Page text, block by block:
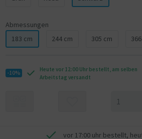
Abmessungen
183 cm
244 cm 305 cm
-10%
Heute vor 12:00 Uhr bestellt, am selben
Arbeitstag versandt
vor 17:00 uhr bestellt,